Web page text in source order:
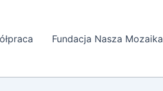
Fundacja Nasza Mozaika